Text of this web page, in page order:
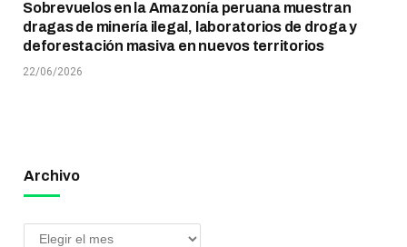
Sobrevuelos en la Amazonía peruana muestran
dragas de minería ilegal, laboratorios de droga y
deforestación masiva en nuevos territorios
22/06/2026
Archivo